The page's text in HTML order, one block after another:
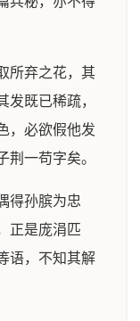
所弃之花，其
发既已稀疏，
，必欲假他发
荆一苟字矣。
得孙膑为忠
正是庞涓匹
语，不知其解